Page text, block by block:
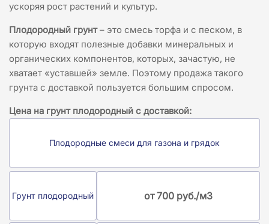
ускоряя рост растений и культур.
Плодородный грунт– это смесь торфа и с песком, в
которую входят полезные добавки минеральных и
органических компонентов, которых, зачастую, не
хватает «уставшей» земле. Поэтому продажа такого
грунта с доставкой пользуется большим спросом.
Цена на грунт плодородный с доставкой:
Плодородные смеси для газона и грядок
Грунт плодородный от 700 руб./м3